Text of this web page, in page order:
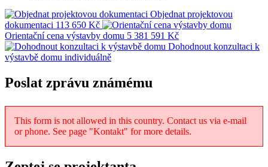
Objednat projektovou
dokumentaci 113 650 Kč
Orientační cena výstavby domu 5 381 591 Kč
Dohodnout konzultaci k
výstavbě domu individuálně
Poslat zprávu známému
This form is not allowed in this country. Contact us via e-mail
or phone. See page "Kontakt" for more details.